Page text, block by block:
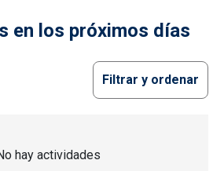
en los próximos días
Filtrar y ordenar
hay actividades